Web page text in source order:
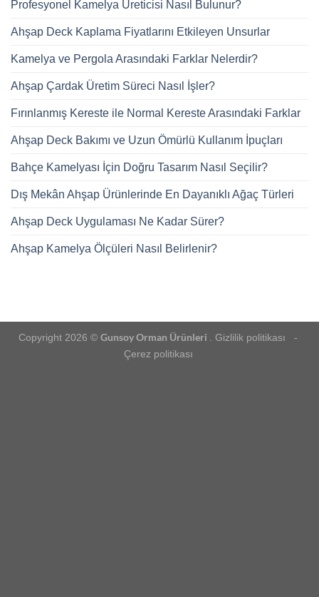
Profesyonel Kamelya Üreticisi Nasıl Bulunur?
Ahşap Deck Kaplama Fiyatlarını Etkileyen Unsurlar
Kamelya ve Pergola Arasındaki Farklar Nelerdir?
Ahşap Çardak Üretim Süreci Nasıl İşler?
Fırınlanmış Kereste ile Normal Kereste Arasındaki Farklar
Ahşap Deck Bakımı ve Uzun Ömürlü Kullanım İpuçları
Bahçe Kamelyası İçin Doğru Tasarım Nasıl Seçilir?
Dış Mekân Ahşap Ürünlerinde En Dayanıklı Ağaç Türleri
Ahşap Deck Uygulaması Ne Kadar Sürer?
Ahşap Kamelya Ölçüleri Nasıl Belirlenir?
Copyright 2026 © Gunsoy Orman Ürünleri . Gizlilik politikası -
Çerez politikası